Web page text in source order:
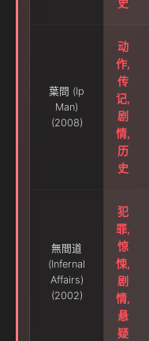
史
葉問 (Ip
Man)
(2008)
动
作,
传
记,
剧
情,
历
史
無間道
(Infernal
Affairs)
(2002)
犯
罪,
惊
悚,
剧
情,
悬
疑